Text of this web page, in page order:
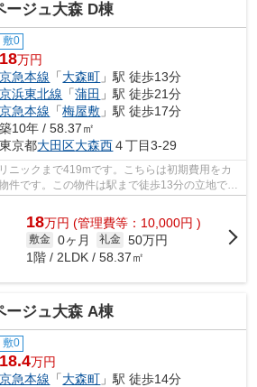
ージュ大森 D棟
敷0
18万円
京急本線 「大森町 」駅 徒歩13分
京浜東北線 「蒲田 」駅 徒歩21分
京急本線 「梅屋敷 」駅 徒歩17分
築10年 / 58.37㎡
東京都大田区大森西４丁目3-29
ニックまで419mです。こちらは初期費用をカ
件です。この物件は駅まで徒歩13分の立地で
の侵入を防ぎ...
18万円 (管理費等：10,000円 )
敷金 0ヶ月 礼金 50万円
1階 / 2LDK / 58.37㎡
ージュ大森 A棟
敷0
18.4万円
京急本線 「大森町 」駅 徒歩14分